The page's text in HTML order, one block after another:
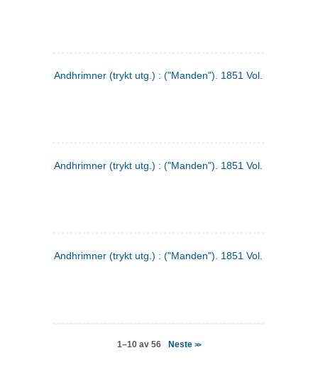
Andhrimner (trykt utg.) : ("Manden"). 1851 Vol. 2 Nr. 4
Andhrimner (trykt utg.) : ("Manden"). 1851 Vol. 2 Nr. 6
Andhrimner (trykt utg.) : ("Manden"). 1851 Vol. 1 Nr. 6
1–10 av 56 Neste>>